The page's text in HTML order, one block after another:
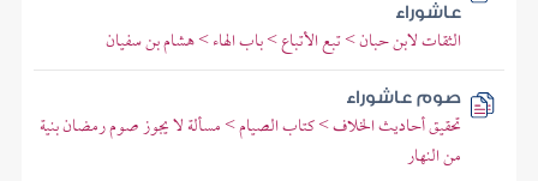
عاشوراء
الثقات لابن حبان > تبع الأتباع > باب الهاء > هشام بن سفيان
صوم عاشوراء
تحقيق أحاديث الخلاف > كتاب الصيام > مسألة لا يجوز صوم رمضان بنية
من النهار